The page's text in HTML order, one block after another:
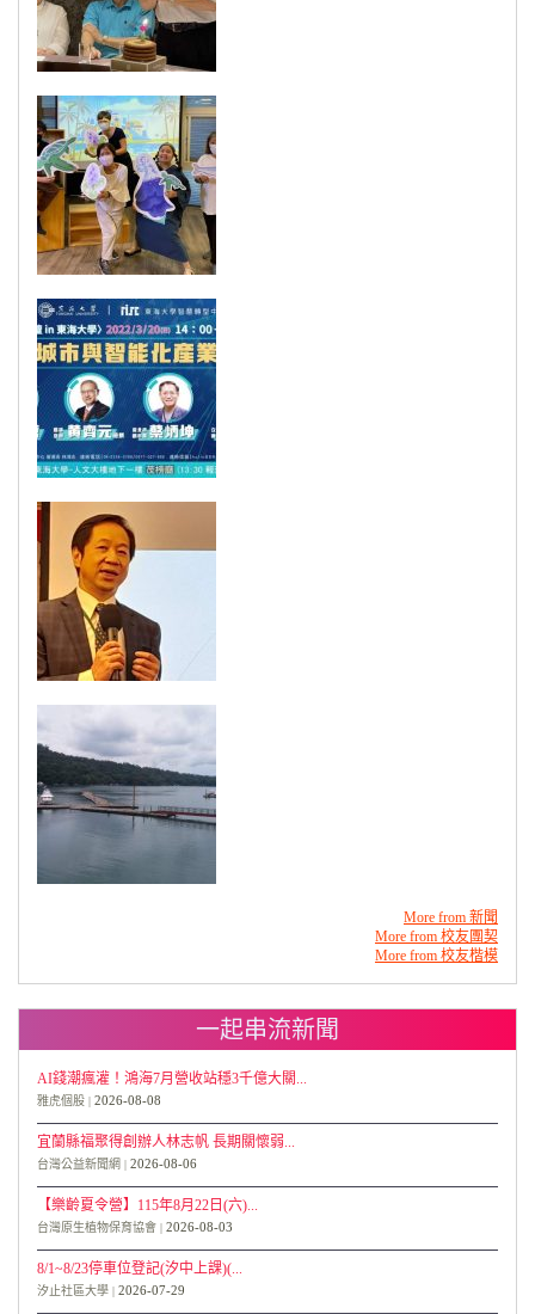
More from 新聞
More from 校友團契
More from 校友楷模
一起串流新聞
AI錢潮瘋灌！鴻海7月營收站穩3千億大關...
雅虎個股 2026-08-08
宜蘭縣福聚得創辦人林志帆 長期關懷弱...
台灣公益新聞網 2026-08-06
【樂齡夏令營】115年8月22日(六)...
台灣原生植物保育協會 2026-08-03
8/1~8/23停車位登記(汐中上課)(...
汐止社區大學 2026-07-29